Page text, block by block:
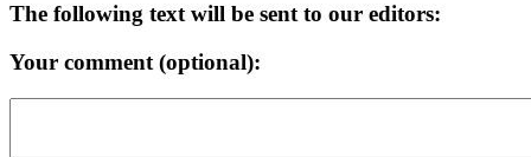
The following text will be sent to our editors:
Your comment (optional):